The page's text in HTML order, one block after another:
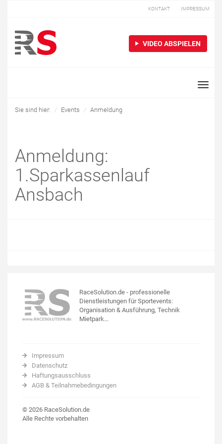
KONTAKT IMPRESSUM
VIDEO ABSPIELEN
Toggle
Sie sind hier: Events Anmeldung
Anmeldung:
1.Sparkassenlauf
Ansbach
RaceSolution.de - professionelle
Dienstleistungen für Sportevents:
Organisation & Ausführung, Technik
Mietpark...
Impressum
Datenschutz
Haftungsausschluss
AGB & Teilnahmebedingungen
© 2026 RaceSolution.de
Alle Rechte vorbehalten